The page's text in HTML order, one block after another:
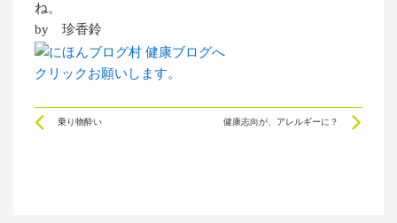
ね。
by 珍香鈴
クリックお願いします。
Prev
乗り物酔い 健康志向が、アレルギーに？